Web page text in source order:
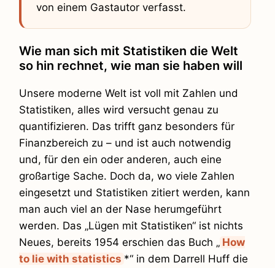
von einem Gastautor verfasst.
Wie man sich mit Statistiken die Welt
so hin rechnet, wie man sie haben will
Unsere moderne Welt ist voll mit Zahlen und
Statistiken, alles wird versucht genau zu
quantifizieren. Das trifft ganz besonders für
Finanzbereich zu – und ist auch notwendig
und, für den ein oder anderen, auch eine
großartige Sache. Doch da, wo viele Zahlen
eingesetzt und Statistiken zitiert werden, kann
man auch viel an der Nase herumgeführt
werden. Das „Lügen mit Statistiken“ ist nichts
Neues, bereits 1954 erschien das Buch „ How
to lie with statistics *“ in dem Darrell Huff die